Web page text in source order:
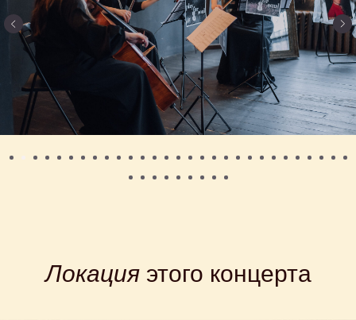
Локация этого концерта